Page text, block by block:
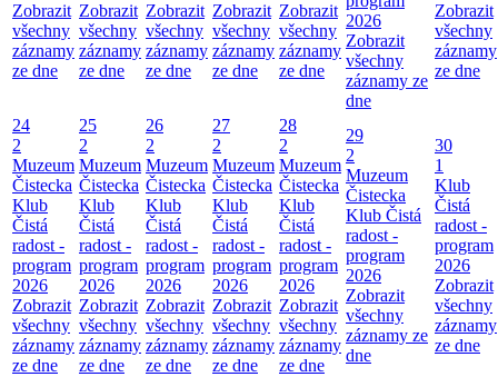
Zobrazit
všechny
záznamy
ze dne
Zobrazit
všechny
záznamy
ze dne
Zobrazit
všechny
záznamy
ze dne
Zobrazit
všechny
záznamy
ze dne
Zobrazit
všechny
záznamy
ze dne
2026
Zobrazit
všechny
záznamy ze
dne
Zobrazit
všechny
záznamy
ze dne
24
2
Muzeum
Čistecka
Klub
Čistá
radost -
program
2026
Zobrazit
všechny
záznamy
ze dne
25
2
Muzeum
Čistecka
Klub
Čistá
radost -
program
2026
Zobrazit
všechny
záznamy
ze dne
26
2
Muzeum
Čistecka
Klub
Čistá
radost -
program
2026
Zobrazit
všechny
záznamy
ze dne
27
2
Muzeum
Čistecka
Klub
Čistá
radost -
program
2026
Zobrazit
všechny
záznamy
ze dne
28
2
Muzeum
Čistecka
Klub
Čistá
radost -
program
2026
Zobrazit
všechny
záznamy
ze dne
29
2
Muzeum
Čistecka
Klub Čistá
radost -
program
2026
Zobrazit
všechny
záznamy ze
dne
30
1
Klub
Čistá
radost -
program
2026
Zobrazit
všechny
záznamy
ze dne